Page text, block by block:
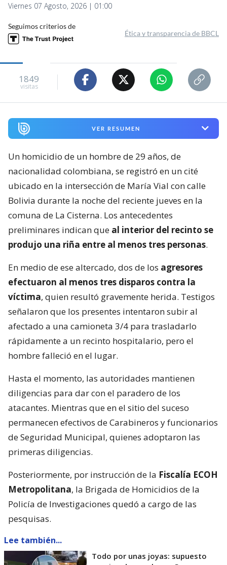
Viernes 07 Agosto, 2026 | 01:00
Seguimos criterios de
Ética y transparencia de BBCL
1849
visitas
VER RESUMEN
Un homicidio de un hombre de 29 años, de
nacionalidad colombiana, se registró en un cité
ubicado en la intersección de María Vial con calle
Bolivia durante la noche del reciente jueves en la
comuna de La Cisterna. Los antecedentes
preliminares indican que al interior del recinto se
produjo una riña entre al menos tres personas.
En medio de ese altercado, dos de los agresores
efectuaron al menos tres disparos contra la
víctima, quien resultó gravemente herida. Testigos
señalaron que los presentes intentaron subir al
afectado a una camioneta 3/4 para trasladarlo
rápidamente a un recinto hospitalario, pero el
hombre falleció en el lugar.
Hasta el momento, las autoridades mantienen
diligencias para dar con el paradero de los
atacantes. Mientras que en el sitio del suceso
permanecen efectivos de Carabineros y funcionarios
de Seguridad Municipal, quienes adoptaron las
primeras diligencias.
Posteriormente, por instrucción de la Fiscalía ECOH
Metropolitana, la Brigada de Homicidios de la
Policía de Investigaciones quedó a cargo de las
pesquisas.
Lee también...
Todo por unas joyas: supuesto